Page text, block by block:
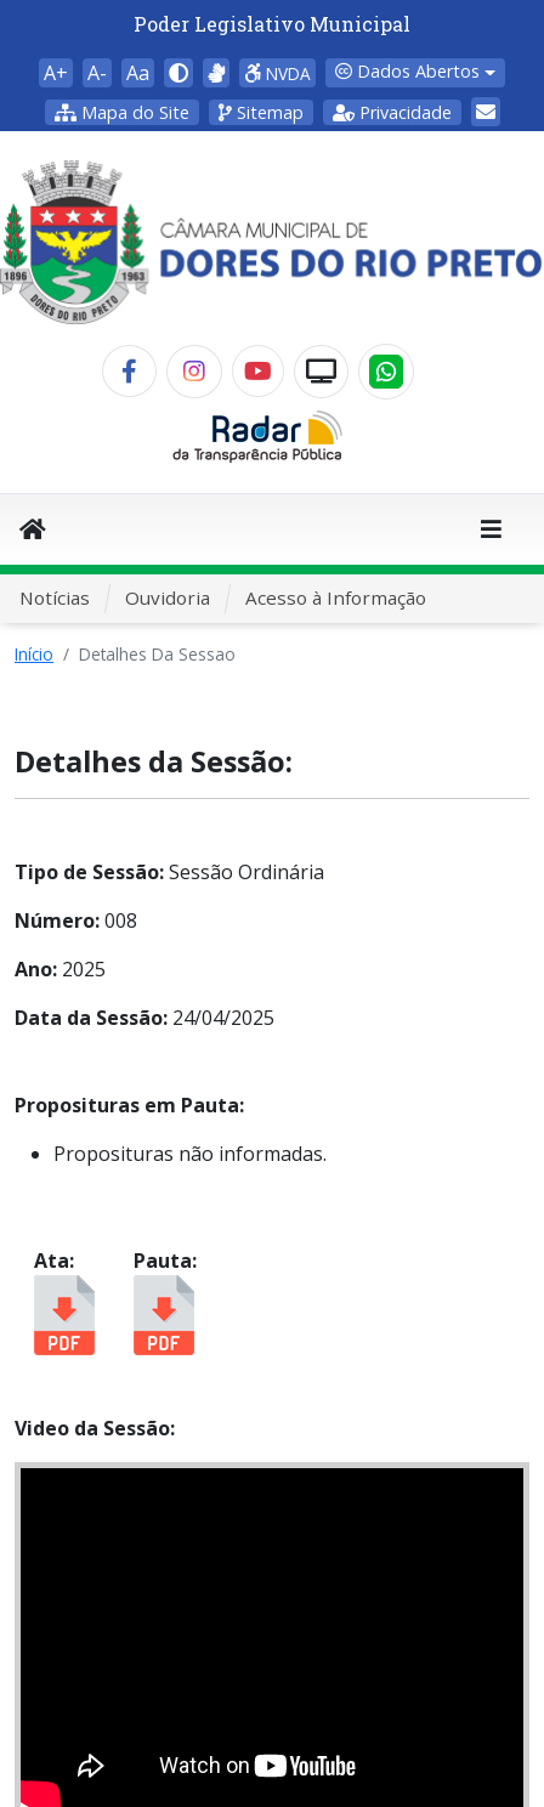
Poder Legislativo Municipal
A+ A- Aa NVDA
Dados Abertos
Mapa do Site
Sitemap Privacidade
Notícias Ouvidoria Acesso à Informação
Início Detalhes Da Sessao
Detalhes da Sessão:
Tipo de Sessão:Sessão Ordinária
Número:008
Ano: 2025
Data da Sessão: 24/04/2025
Proposituras em Pauta:
Proposituras não informadas.
Ata: Pauta:
Video da Sessão: